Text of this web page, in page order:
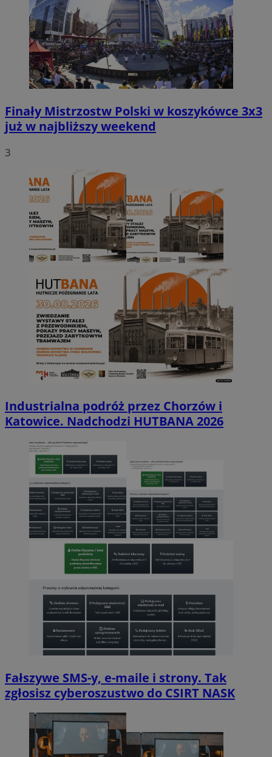
Finały Mistrzostw Polski w koszykówce 3x3
już w najbliższy weekend
3
Industrialna podróż przez Chorzów i
Katowice. Nadchodzi HUTBANA 2026
Fałszywe SMS-y, e-maile i strony. Tak
zgłosisz cyberoszustwo do CSIRT NASK